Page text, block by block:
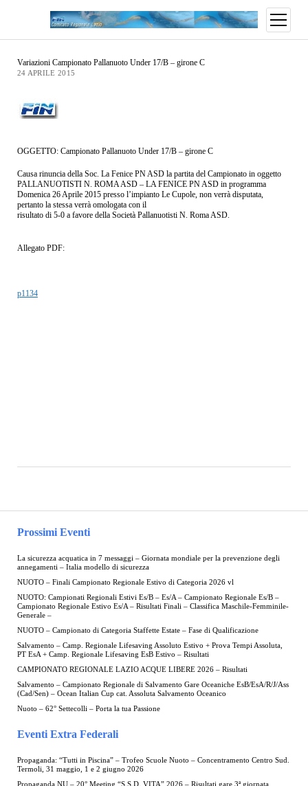
Prossimi Eventi
La sicurezza acquatica in 7 messaggi – Giornata mondiale per la prevenzione degli
annegamenti – Italia modello di sicurezza
NUOTO – Finali Campionato Regionale Estivo di Categoria 2026 vl
NUOTO: Campionati Regionali Estivi Es/B – Es/A – Campionato Regionale Es/B –
Campionato Regionale Estivo Es/A – Risultati Finali – Classifica Maschile-Femminile-
Generale –
NUOTO – Campionato di Categoria Staffette Estate – Fase di Qualificazione
Salvamento – Camp. Regionale Lifesaving Assoluto Estivo + Prova Tempi Assoluta,
PT EsA + Camp. Regionale Lifesaving EsB Estivo – Risultati
CAMPIONATO REGIONALE LAZIO ACQUE LIBERE 2026 – Risultati
Salvamento – Campionato Regionale di Salvamento Gare Oceaniche EsB/EsA/R/J/Ass
(Cad/Sen) – Ocean Italian Cup cat. Assoluta Salvamento Oceanico
Nuoto – 62° Settecolli – Porta la tua Passione
Eventi Extra Federali
Propaganda: “Tutti in Piscina” – Trofeo Scuole Nuoto – Concentramento Centro Sud.
Termoli, 31 maggio, 1 e 2 giugno 2026
Propaganda NU – 20° Meeting “S.S.D. VITA” 2026 – Risultati gare 3ª giornata
Variazioni Campionato Pallanuoto Under 17/B – girone C
24 APRILE 2015
OGGETTO: Campionato Pallanuoto Under 17/B – girone C
Causa rinuncia della Soc. La Fenice PN ASD la partita del Campionato in oggetto
PALLANUOTISTI N. ROMA ASD – LA FENICE PN ASD in programma
Domenica 26 Aprile 2015 presso l’impianto Le Cupole, non verrà disputata,
pertanto la stessa verrà omologata con il
risultato di 5-0 a favore della Società Pallanuotisti N. Roma ASD.
Allegato PDF:
p1134